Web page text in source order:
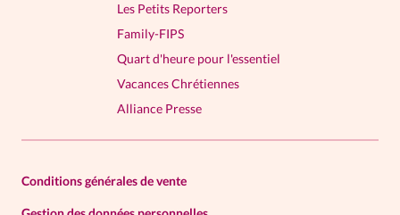
Les Petits Reporters
Family-FIPS
Quart d'heure pour l'essentiel
Vacances Chrétiennes
Alliance Presse
Conditions générales de vente